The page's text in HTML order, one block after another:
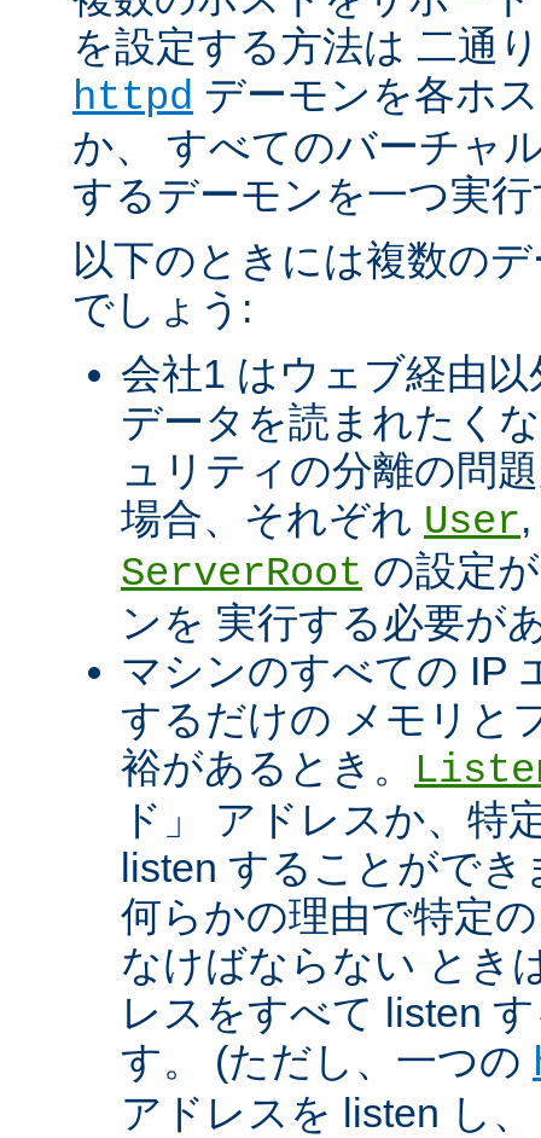
を設定する方法は 二通
httpd デーモンを各ホ
か、 すべてのバーチャ
するデーモンを一つ実
以下のときには複数の
でしょう:
会社1 はウェブ経由
データを読まれたく
ュリティの分離の問
場合、それぞれ User,
ServerRoot の設定
ンを 実行する必要が
マシンのすべての IP
するだけの メモリと
裕があるとき。
ド」 アドレスか、特
listen することがで
何らかの理由で特定
なけばならない とき
レスをすべて listen
す。 (ただし、一つの
アドレスを listen し